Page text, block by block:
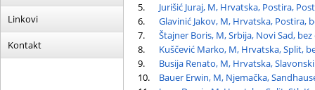
Linkovi
Kontakt
5.
Jurišić Juraj, M, Hrvatska, Postira,
6.
Glavinić Jakov, M, Hrvatska, Postira,
7.
Štajner Boris, M, Srbija, Novi Sad,
8.
Kuščević Marko, M, Hrvatska, Split,
9.
Busija Renato, M, Hrvatska,
10.
Bauer Erwin, M, Njemačka,